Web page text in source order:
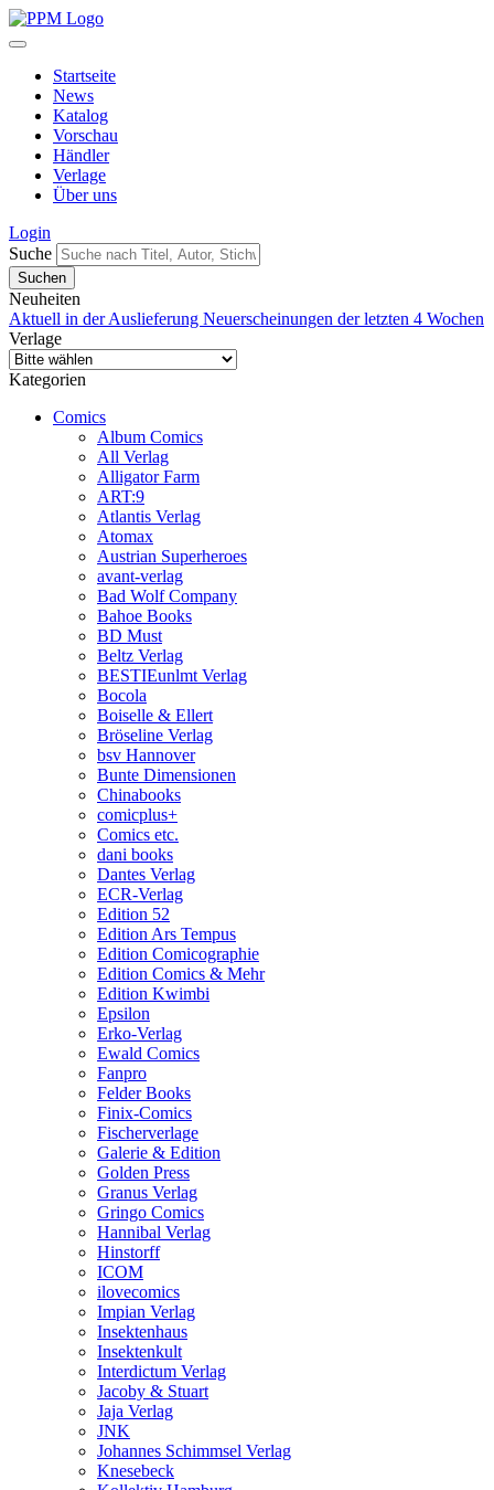
Startseite
News
Katalog
Vorschau
Händler
Verlage
Über uns
Login
Suche
Neuheiten
Aktuell in der Auslieferung Neuerscheinungen der letzten 4 Wochen
Verlage
Kategorien
Comics
Album Comics
All Verlag
Alligator Farm
ART:9
Atlantis Verlag
Atomax
Austrian Superheroes
avant-verlag
Bad Wolf Company
Bahoe Books
BD Must
Beltz Verlag
BESTIEunlmt Verlag
Bocola
Boiselle & Ellert
Bröseline Verlag
bsv Hannover
Bunte Dimensionen
Chinabooks
comicplus+
Comics etc.
dani books
Dantes Verlag
ECR-Verlag
Edition 52
Edition Ars Tempus
Edition Comicographie
Edition Comics & Mehr
Edition Kwimbi
Epsilon
Erko-Verlag
Ewald Comics
Fanpro
Felder Books
Finix-Comics
Fischerverlage
Galerie & Edition
Golden Press
Granus Verlag
Gringo Comics
Hannibal Verlag
Hinstorff
ICOM
ilovecomics
Impian Verlag
Insektenhaus
Insektenkult
Interdictum Verlag
Jacoby & Stuart
Jaja Verlag
JNK
Johannes Schimmsel Verlag
Knesebeck